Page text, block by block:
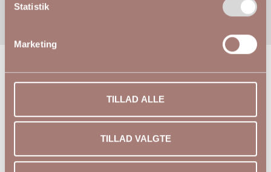
Statistik
Marketing
TILLAD ALLE
TILLAD VALGTE
Andre kiggede på
NYHED